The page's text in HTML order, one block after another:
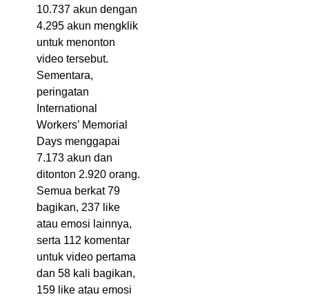
10.737 akun dengan
4.295 akun mengklik
untuk menonton
video tersebut.
Sementara,
peringatan
International
Workers’ Memorial
Days menggapai
7.173 akun dan
ditonton 2.920 orang.
Semua berkat 79
bagikan, 237 like
atau emosi lainnya,
serta 112 komentar
untuk video pertama
dan 58 kali bagikan,
159 like atau emosi